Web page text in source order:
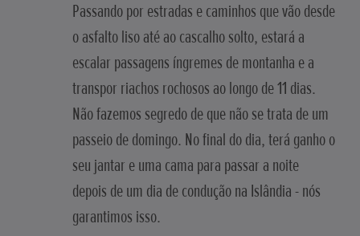
Passando por estradas e caminhos que vão desde
o asfalto liso até ao cascalho solto, estará a
escalar passagens íngremes de montanha e a
transpor riachos rochosos ao longo de 11 dias.
Não fazemos segredo de que não se trata de um
passeio de domingo. No final do dia, terá ganho o
seu jantar e uma cama para passar a noite
depois de um dia de condução na Islândia - nós
garantimos isso.